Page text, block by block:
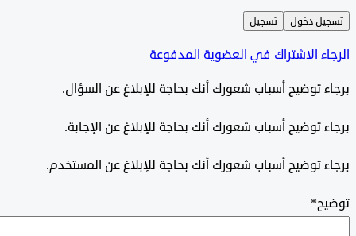
دخول تسجيل
الاشتراك في العضوية المدفوعة
توضيح أسباب شعورك أنك بحاجة للإبلاغ عن السؤال.
توضيح أسباب شعورك أنك بحاجة للإبلاغ عن الإجابة.
توضيح أسباب شعورك أنك بحاجة للإبلاغ عن المستخدم.
*